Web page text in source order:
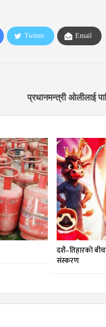
Twitter Email
प्रधानमन्त्री ओलीलाई
दशैं–तिहारको
संस्करण